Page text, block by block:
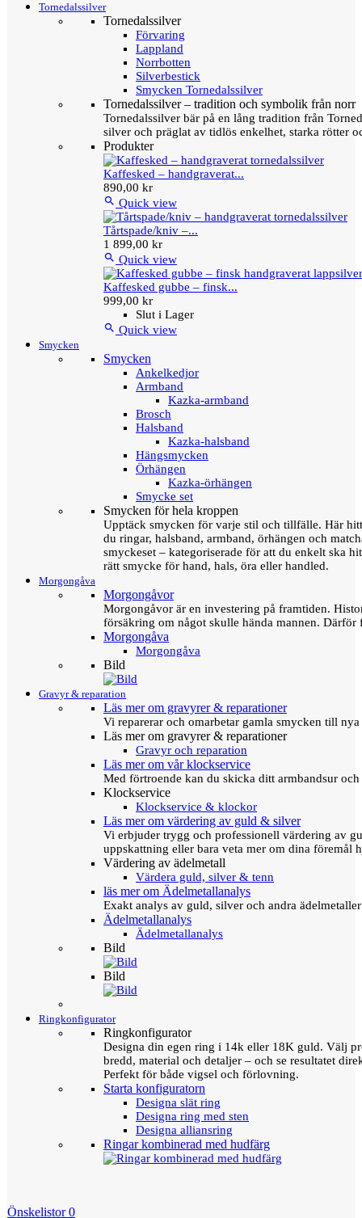
Tornedalssilver
Tornedalssilver
Förvaring
Lappland
Norrbotten
Silverbestick
Smycken Tornedalssilver
Tornedalssilver – tradition och symbolik från norr
Tornedalssilver bär på en lång tradition från
silver och präglat av tidlös enkelhet, starka rötter
Produkter
Kaffesked – handgraverat...
890,00 kr
 Quick view
Tårtspade/kniv –...
1 899,00 kr
 Quick view
Kaffesked gubbe – finsk...
999,00 kr
Slut i Lager
 Quick view
Smycken
Smycken
Ankelkedjor
Armband
Kazka-armband
Brosch
Halsband
Kazka-halsband
Hängsmycken
Örhängen
Kazka-örhängen
Smycke set
Smycken för hela kroppen
Upptäck smycken för varje stil och tillfälle. Här
du ringar, halsband, armband, örhängen och
smyckeset – kategoriserade för att du enkelt ska
rätt smycke för hand, hals, öra eller handled.
Morgongåva
Morgongåvor
Morgongåvor är en investering på framtiden.
försäkring om något skulle hända mannen.
Morgongåva
Morgongåva
Bild
Gravyr & reparation
Läs mer om gravyrer & reparationer
Vi reparerar och omarbetar gamla smycken till
Läs mer om gravyrer & reparationer
Gravyr och reparation
Läs mer om vår klockservice
Med förtroende kan du skicka ditt armbandsur
Klockservice
Klockservice & klockor
Läs mer om värdering av guld & silver
Vi erbjuder trygg och professionell värdering av
uppskattning eller bara veta mer om dina föremål
Värdering av ädelmetall
Värdera guld, silver & tenn
läs mer om Ädelmetallanalys
Exakt analys av guld, silver och andra
Ädelmetallanalys
Ädelmetallanalys
Bild
Bild
Ringkonfigurator
Ringkonfigurator
Designa din egen ring i 14k eller 18K guld. Välj
bredd, material och detaljer – och se resultatet
Perfekt för både vigsel och förlovning.
Starta konfiguratorn
Designa slät ring
Designa ring med sten
Designa alliansring
Ringar kombinerad med hudfärg
Önskelistor 0